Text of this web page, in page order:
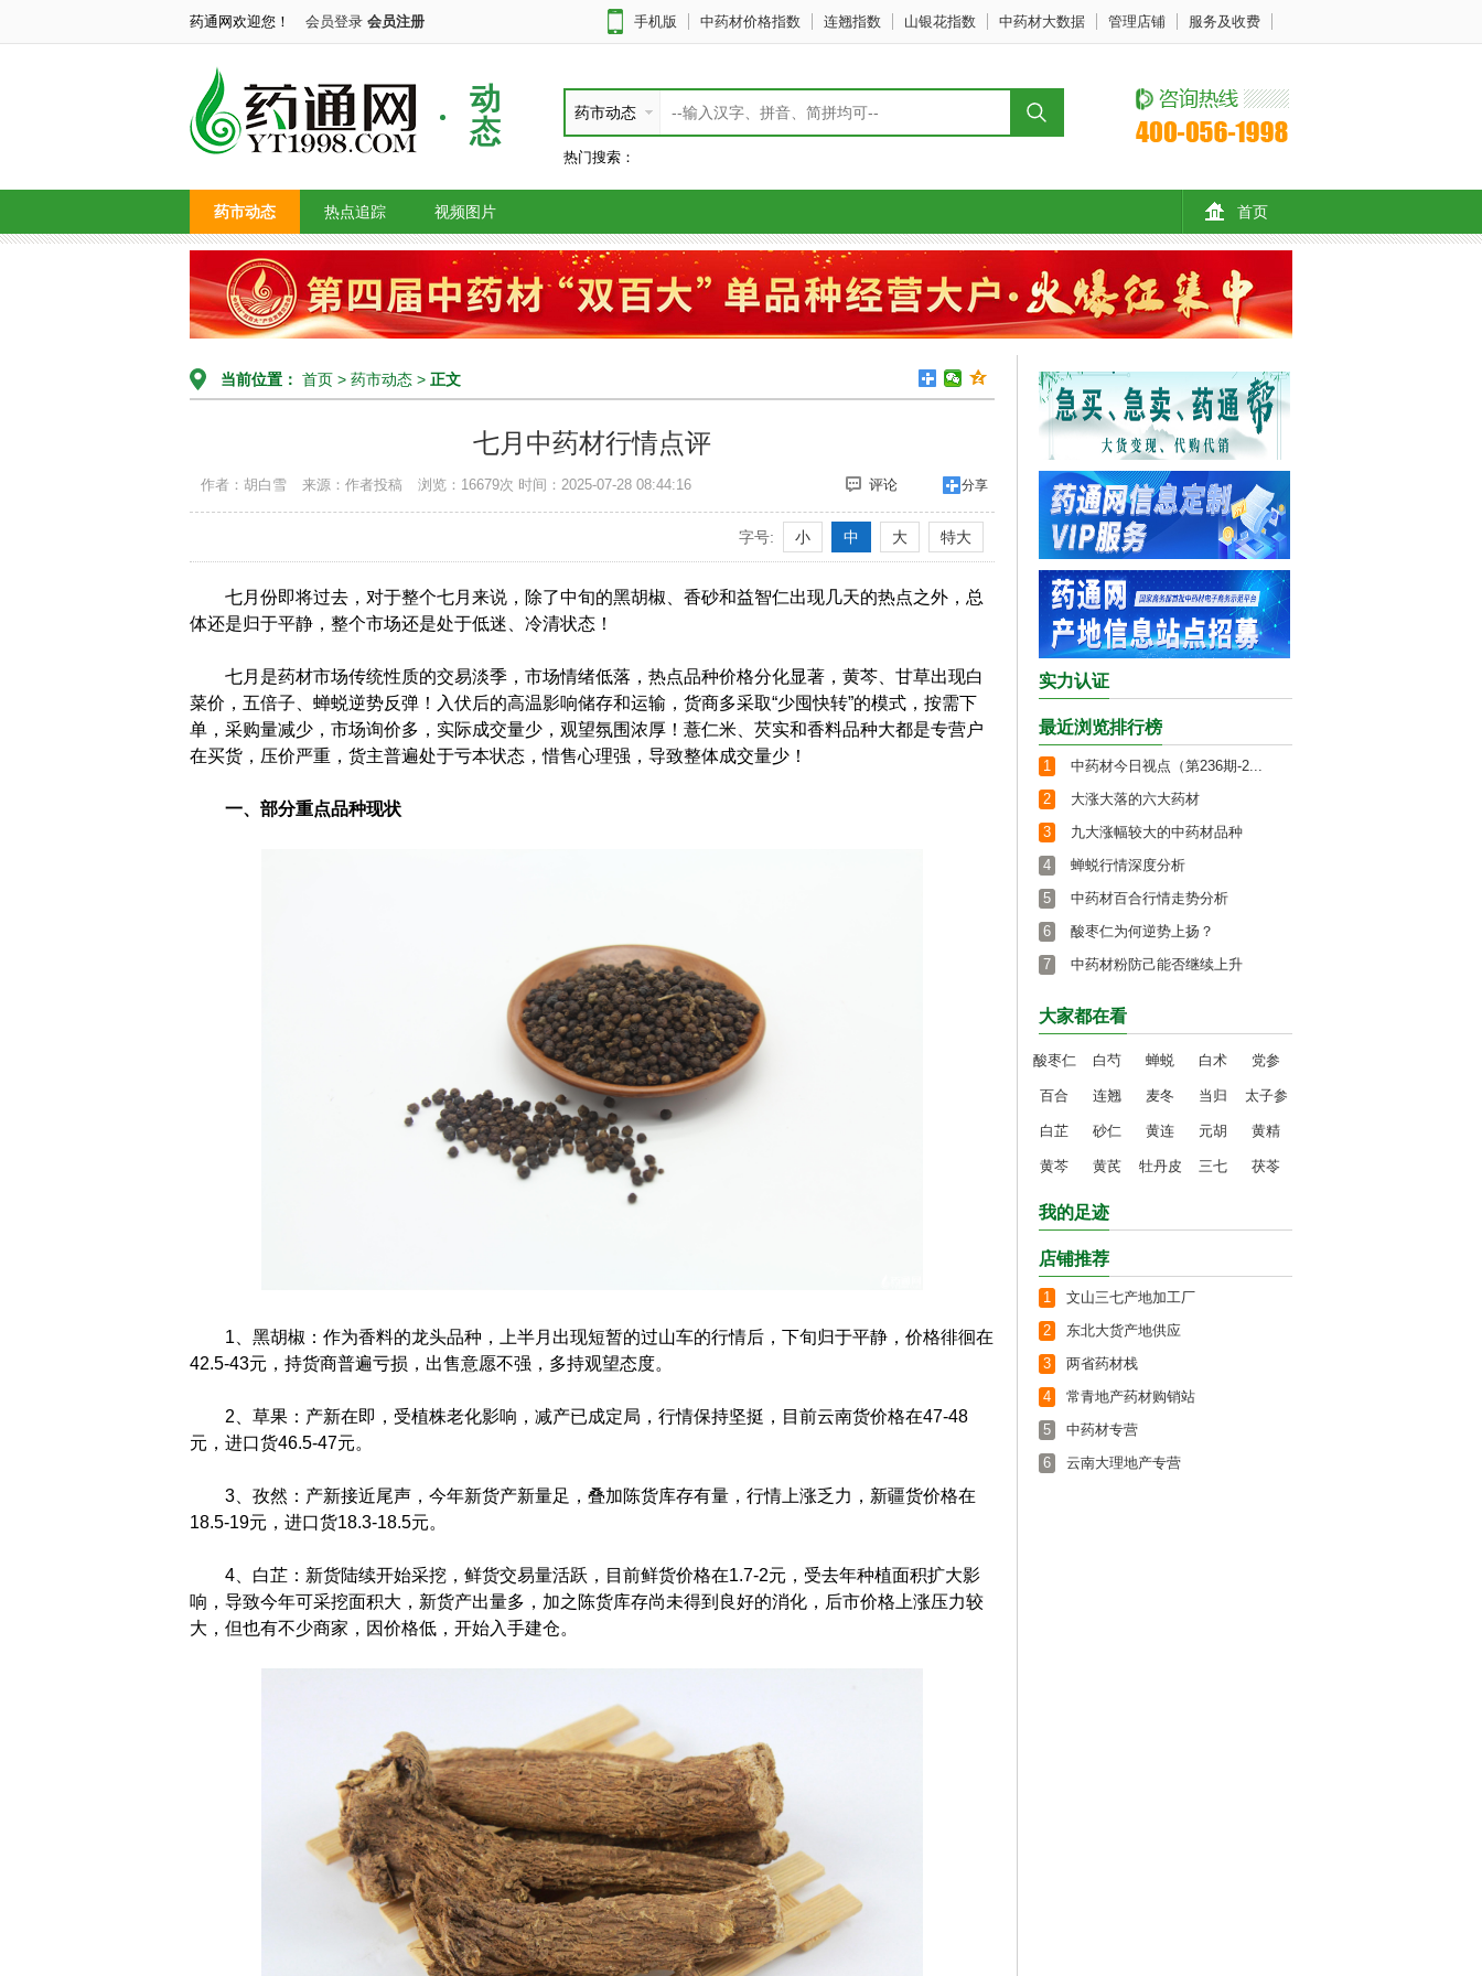
药通网欢迎您！ 会员登录 会员注册 手机版 中药材价格指数 连翘指数 山银花指数 中药材大数据 管理店铺 服务及收费
动
态
药市动态
热门搜索：
首页
药市动态 热点追踪 视频图片
当前位置： 首页 > 药市动态 > 正文
七月中药材行情点评
作者：胡白雪 来源：作者投稿 浏览：16679次 时间：2025-07-28 08:44:16 评论 分享
字号: 小 中 大 特大
七月份即将过去，对于整个七月来说，除了中旬的黑胡椒、香砂和益智仁出现几天的热点之外，总
体还是归于平静，整个市场还是处于低迷、冷清状态！
七月是药材市场传统性质的交易淡季，市场情绪低落，热点品种价格分化显著，黄芩、甘草出现白
菜价，五倍子、蝉蜕逆势反弹！入伏后的高温影响储存和运输，货商多采取“少囤快转”的模式，按需下
单，采购量减少，市场询价多，实际成交量少，观望氛围浓厚！薏仁米、芡实和香料品种大都是专营户
在买货，压价严重，货主普遍处于亏本状态，惜售心理强，导致整体成交量少！
一、部分重点品种现状
1、黑胡椒：作为香料的龙头品种，上半月出现短暂的过山车的行情后，下旬归于平静，价格徘徊在
42.5-43元，持货商普遍亏损，出售意愿不强，多持观望态度。
2、草果：产新在即，受植株老化影响，减产已成定局，行情保持坚挺，目前云南货价格在47-48
元，进口货46.5-47元。
3、孜然：产新接近尾声，今年新货产新量足，叠加陈货库存有量，行情上涨乏力，新疆货价格在
18.5-19元，进口货18.3-18.5元。
4、白芷：新货陆续开始采挖，鲜货交易量活跃，目前鲜货价格在1.7-2元，受去年种植面积扩大影
响，导致今年可采挖面积大，新货产出量多，加之陈货库存尚未得到良好的消化，后市价格上涨压力较
大，但也有不少商家，因价格低，开始入手建仓。
实力认证
最近浏览排行榜
1
中药材今日视点（第236期-2...
2
大涨大落的六大药材
3
九大涨幅较大的中药材品种
4
蝉蜕行情深度分析
5
中药材百合行情走势分析
6
酸枣仁为何逆势上扬？
7
中药材粉防己能否继续上升
大家都在看
酸枣仁 白芍 蝉蜕 白术 党参
百合 连翘 麦冬 当归 太子参
白芷 砂仁 黄连 元胡 黄精
黄芩 黄芪 牡丹皮 三七 茯苓
我的足迹
店铺推荐
1
文山三七产地加工厂
2
东北大货产地供应
3
两省药材栈
4
常青地产药材购销站
5
中药材专营
6
云南大理地产专营